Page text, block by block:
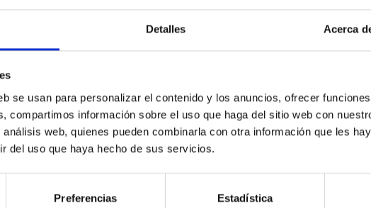
Detalles Acerca
se usan para personalizar el contenido y los anuncios, ofrecer
compartimos información sobre el uso que haga del sitio web con
web, quienes pueden combinarla con otra información que les
del uso que haya hecho de sus servicios.
Preferencias Estadística
de la evolución estelar
de masa baja e intermedia (M < 8 masas solares, Ms)
mayoría de estrellas en el Cosmos y terminan sus
Asintótica de las Gigantes (AGB) - justo antes de
y moleculares complejos. Las estrellas
García Hernández